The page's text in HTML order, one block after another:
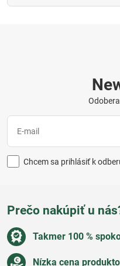
Chcem sa prihlásiť k
Prečo nakúpiť u
Takmer 100 %
Nízka cena